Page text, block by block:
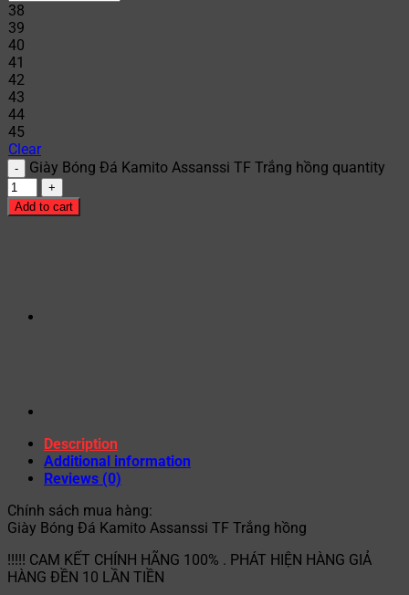
38
39
40
41
42
43
44
45
Clear
Giày Bóng Đá Kamito Assanssi TF Trắng hồng quantity
Add to cart
Description
Additional information
Reviews (0)
Chính sách mua hàng:
Giày Bóng Đá Kamito Assanssi TF Trắng hồng
!!!!! CAM KẾT CHÍNH HÃNG 100% . PHÁT HIỆN HÀNG GIẢ
HÀNG ĐỀN 10 LẦN TIỀN